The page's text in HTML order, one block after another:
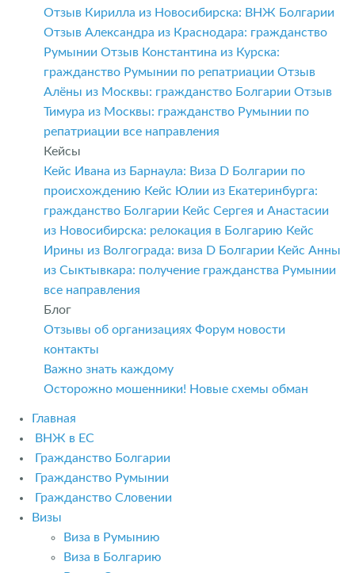
Отзыв Кирилла из Новосибирска: ВНЖ Болгарии
Отзыв Александра из Краснодара: гражданство
Румынии Отзыв Константина из Курска:
гражданство Румынии по репатриации Отзыв
Алёны из Москвы: гражданство Болгарии Отзыв
Тимура из Москвы: гражданство Румынии по
репатриации все направления
Кейсы
Кейс Ивана из Барнаула: Виза D Болгарии по
происхождению Кейс Юлии из Екатеринбурга:
гражданство Болгарии Кейс Сергея и Анастасии
из Новосибирска: релокация в Болгарию Кейс
Ирины из Волгограда: виза D Болгарии Кейс Анны
из Сыктывкара: получение гражданства Румынии
все направления
Блог
Отзывы об организациях Форум новости
контакты
Важно знать каждому
Осторожно мошенники! Новые схемы обман
Главная
ВНЖ в ЕС
Гражданство Болгарии
Гражданство Румынии
Гражданство Словении
Визы
Виза в Румынию
Виза в Болгарию